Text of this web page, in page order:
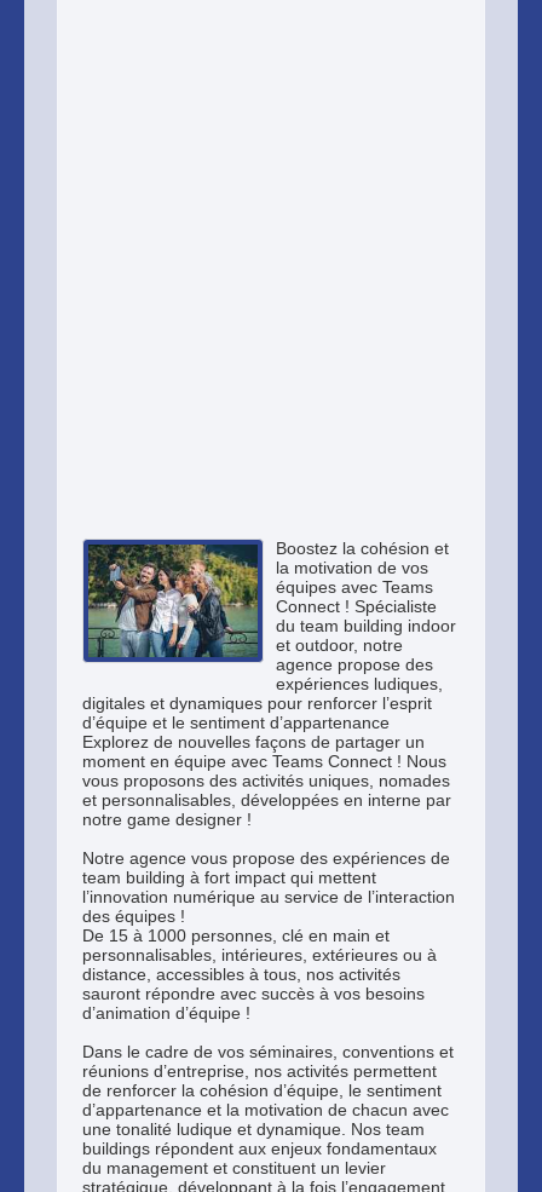
Boostez la cohésion et
la motivation de vos
équipes avec Teams
Connect ! Spécialiste
du team building indoor
et outdoor, notre
agence propose des
expériences ludiques,
digitales et dynamiques pour renforcer l’esprit
d’équipe et le sentiment d’appartenance
Explorez de nouvelles façons de partager un
moment en équipe avec Teams Connect ! Nous
vous proposons des activités uniques, nomades
et personnalisables, développées en interne par
notre game designer !
Notre agence vous propose des expériences de
team building à fort impact qui mettent
l’innovation numérique au service de l’interaction
des équipes !
De 15 à 1000 personnes, clé en main et
personnalisables, intérieures, extérieures ou à
distance, accessibles à tous, nos activités
sauront répondre avec succès à vos besoins
d’animation d’équipe !
Dans le cadre de vos séminaires, conventions et
réunions d’entreprise, nos activités permettent
de renforcer la cohésion d’équipe, le sentiment
d’appartenance et la motivation de chacun avec
une tonalité ludique et dynamique. Nos team
buildings répondent aux enjeux fondamentaux
du management et constituent un levier
stratégique, développant à la fois l’engagement